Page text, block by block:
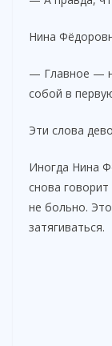
Нина
— Главное —
собой в
Эти слова
Иногда Нина
снова
не больно.
затягиваться.